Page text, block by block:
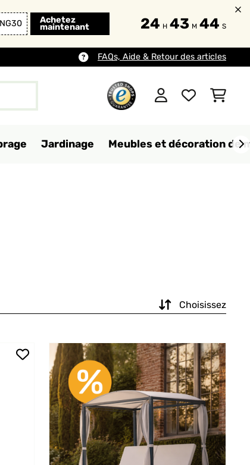
Achetez
maintenant 24 H 43 M 43 S
FAQs, Aide & Retour des articles
Jardinage Meubles et décoration de
Choisissez